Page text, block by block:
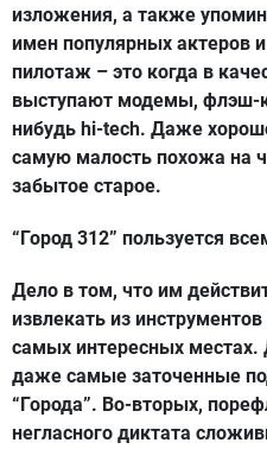
изложения, а также
имен популярных актеров
пилотаж – это когда в
выступают модемы, флэш-
нибудь hi-tech. Даже
самую малость похожа на
забытое старое.
“Город 312” пользуется
Дело в том, что им
извлекать из
самых интересных местах.
даже самые заточенные
“Города”. Во-вторых,
негласного диктата